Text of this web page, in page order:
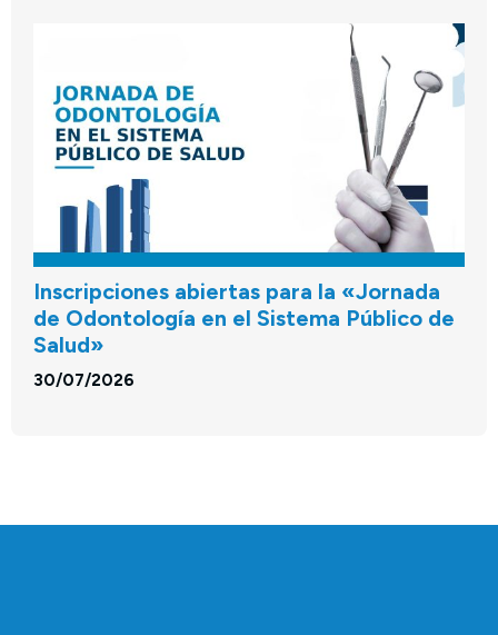
Inscripciones abiertas para la «Jornada
de Odontología en el Sistema Público de
Salud»
30/07/2026